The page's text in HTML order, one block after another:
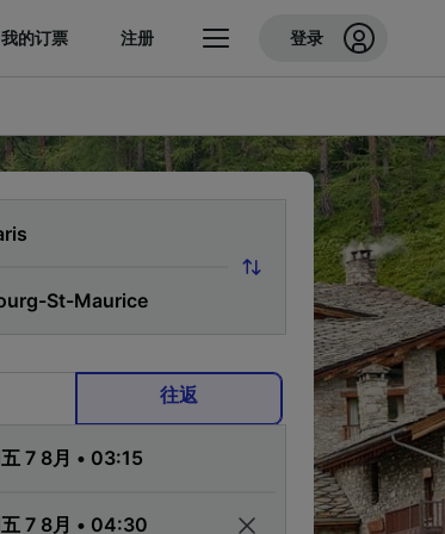
我的订票 注册 登录
往返